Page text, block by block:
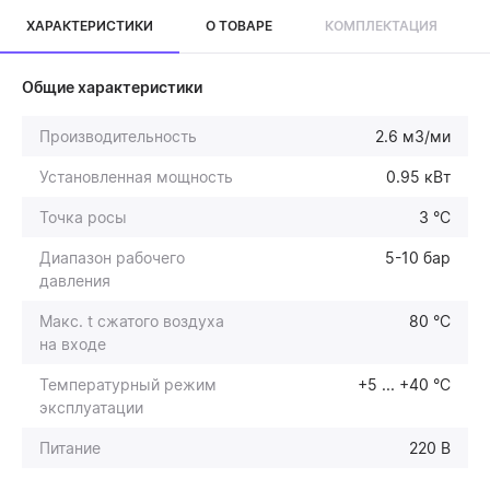
ХАРАКТЕРИСТИКИ О ТОВАРЕ КОМПЛЕКТАЦИЯ
Общие характеристики
Производительность 2.6 м3/ми
Установленная мощность 0.95 кВт
Точка росы 3 °C
Диапазон рабочего
давления
5-10 бар
Макс. t сжатого воздуха
на входе
80 °C
Температурный режим
эксплуатации
+5 ... +40 °С
Питание 220 В